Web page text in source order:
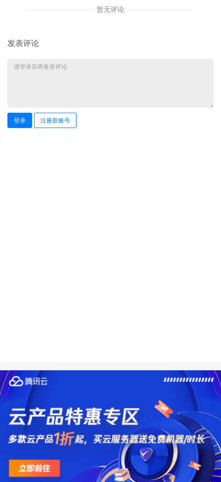
暂无评论
发表评论
登录 注册新账号